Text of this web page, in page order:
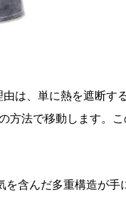
は、単に熱を遮断
法で移動します。
含んだ多重構造が手